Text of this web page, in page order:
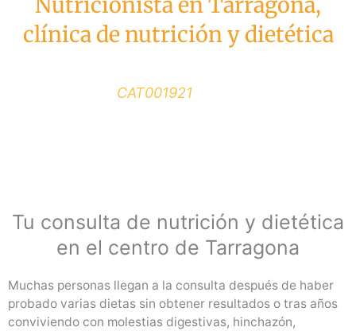
clínica de nutrición y dietética
CAT001921) especializado en
Tu consulta de nutrición y dietética
en el centro de Tarragona
Muchas personas llegan a la consulta después de haber
probado varias dietas sin obtener resultados o tras años
conviviendo con molestias digestivas, hinchazón,